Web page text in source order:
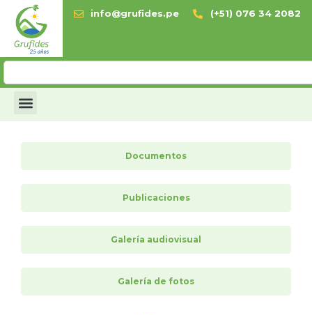
info@grufides.pe (+51) 076 34 2082
Documentos
Publicaciones
Galería audiovisual
Galería de fotos